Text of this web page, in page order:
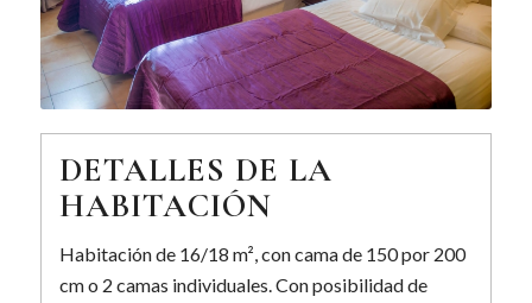
DETALLES DE LA
HABITACIÓN
Habitación de 16/18 m², con cama de 150 por 200
cm o 2 camas individuales. Con posibilidad de